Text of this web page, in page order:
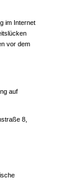
im Internet
vor dem
auf
8,